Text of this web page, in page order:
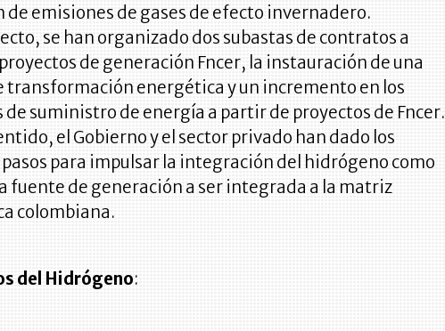
de emisiones de gases de efecto invernadero.
se han organizado dos subastas de contratos a
de generación Fncer, la instauración de una
transformación energética y un incremento en los
suministro de energía a partir de proyectos de Fncer.
el Gobierno y el sector privado han dado los
para impulsar la integración del hidrógeno como
fuente de generación a ser integrada a la matriz
colombiana.
del Hidrógeno: